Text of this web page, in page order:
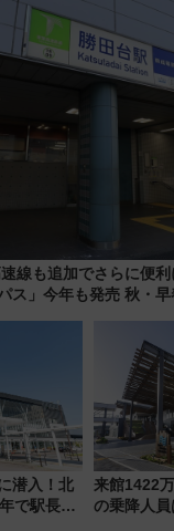
速線も追加でさらに便
ス」今年も発売 秋・
潜入！北
で駅長
来館1422
の乗降人